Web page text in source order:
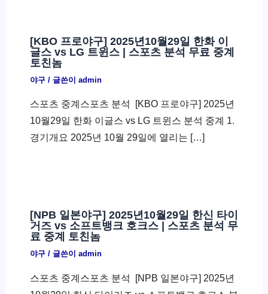
[KBO 프로야구] 2025년10월29일 한화 이
글스 vs LG 트윈스 | 스포츠 분석 무료 중계
토친놈
야구/ 글쓴이 admin
스포츠 중계스포츠 분석 ​ [KBO 프로야구] 2025년
10월29일 한화 이글스 vs LG 트윈스 분석 중계 1.
경기개요 2025년 10월 29일에 열리는 […]
[NPB 일본야구] 2025년10월29일 한신 타이
거즈 vs 소프트뱅크 호크스 | 스포츠 분석 무
료 중계 토친놈
야구/ 글쓴이 admin
스포츠 중계스포츠 분석 ​ [NPB 일본야구] 2025년